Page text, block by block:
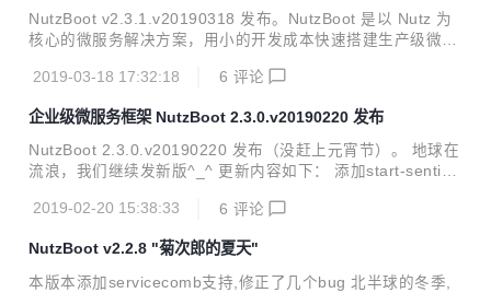
escar分布式事务,对应fescar 0.4版, AT模式 2. add: 添加ftp
客户端的支持,方便做部署运维, 这个已经在nutzwk中实际运用
户端
NutzBoot v2.3.1.v20190318 发布。NutzBoot 是以 Nutz 为
核心的微服务解决方案，用小的开发成本快速搭建生产级微服
持。 时间: 2019-03-18 曲目: 帕卡贝尔的卡农变奏曲 兼容性:
支持 by 文涛 add: 新增多数据源的使用Demo by 文涛 add: n
utzboot-starter-ftp FTP客户端 add: idea插件的链接 updat
e: starter-logback-ex...
2019-03-18 17:32:18 6 评论
企业级微服务框架 NutzBoot 2.3.0.v20190220 发布
NutzBoot 2.3.0.v20190220 发布（没赶上元宵节）。 地球在
流浪，我们继续发新版^_^ 更新内容如下： 添加start-sentine
用快照版 时间: 2019-02-20 曲目: 不可说 兼容性: 兼容2.0.x/
志扩展 by 大鲨鱼 update: 使用nutz 1.r.68.v20190220 例行
更新 update: 使用nutzwx 1.r.68.v20190220 卡包A...
2019-02-20 15:38:33 6 评论
NutzBoot v2.2.8 "菊次郎的夏天"
本版本添加servicecomb支持,修正了几个bug 北半球的冬季,